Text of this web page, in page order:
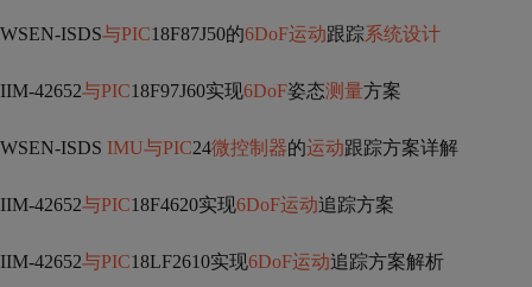
WSEN-ISDS与PIC18F87J50的6DoF运动跟踪系统设计
IIM-42652与PIC18F97J60实现6DoF姿态测量方案
WSEN-ISDS IMU与PIC24微控制器的运动跟踪方案详解
IIM-42652与PIC18F4620实现6DoF运动追踪方案
IIM-42652与PIC18LF2610实现6DoF运动追踪方案解析